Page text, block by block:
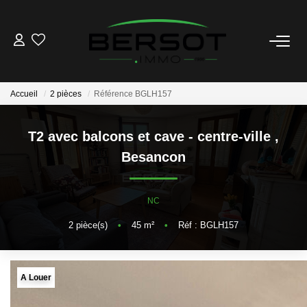
Acheter
Estimer
Vendre
Investissement
LOUER
Accueil 2 pièces Référence BGLH157
T2 avec balcons et cave - centre-ville ,
Besancon
NC
2 pièce(s) • 45 m² • Réf : BGLH157
A Louer